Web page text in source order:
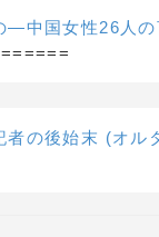
―中国女性26人の
の後始末 (オル